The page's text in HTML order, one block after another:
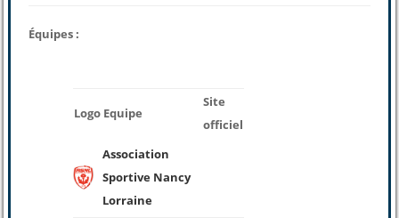
Équipes :
Logo Equipe
Site
officiel
Association
Sportive Nancy
Lorraine